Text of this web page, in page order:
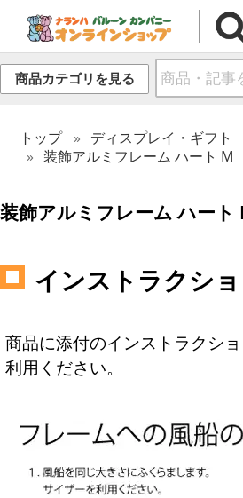
商品カテゴリを見る
トップ
ディスプレイ・ギフト
装飾アルミフレーム ハート M
装飾アルミフレーム ハート
インストラクシ
商品に添付のインストラクシ
利用ください。